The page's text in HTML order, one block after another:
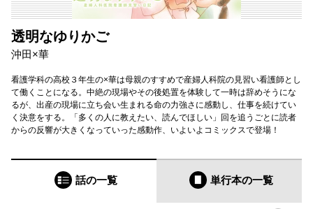
透明なゆりかご
沖田×華
看護学科の高校３年生の×華は母親のすすめで産婦人科院の見習い看護師とし
て働くことになる。中絶の現場やその後処置を体験して一時は辞めそうにな
るが、出産の現場に立ち会い生まれる命の力強さに感動し、仕事を続けてい
く決意をする。「多くの人に教えたい、読んでほしい」回を追うごとに読者
からの反響が大きくなっていった感動作、いよいよコミックスで登場！
話の一覧 単行本の一覧